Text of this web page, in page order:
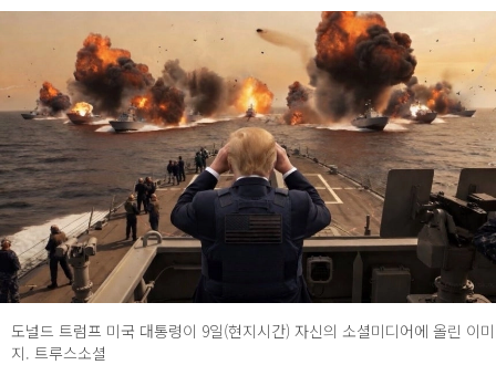
도널드 트럼프 미국 대통령이 9일(현지시간) 자신의 소셜미디어에 올린 이미
지. 트루스소셜